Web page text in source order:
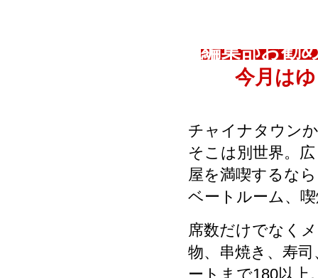
編集部お勧
今月は
チャイナタウン
そこは別世界。
屋を満喫するな
ベートルーム、
席数だけでなく
物、串焼き、寿
ートまで180以上